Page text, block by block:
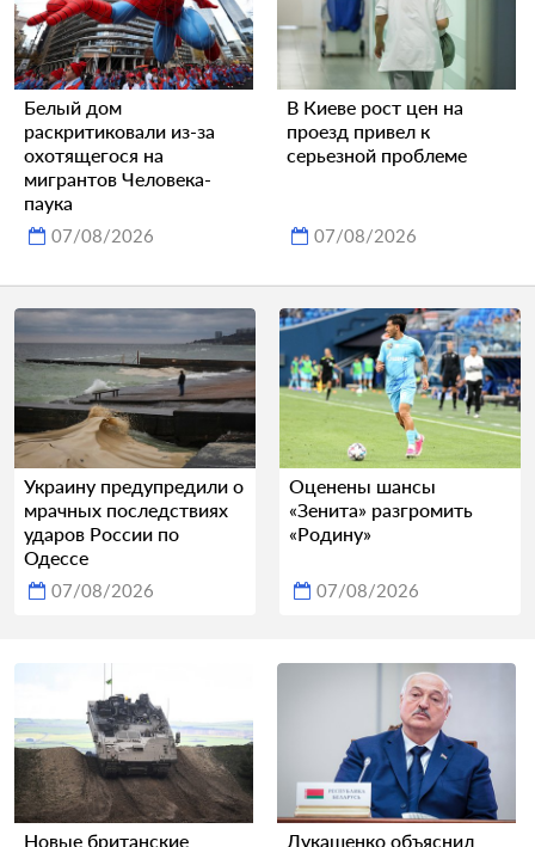
Белый дом
раскритиковали из-за
охотящегося на
мигрантов Человека-
паука
07/08/2026
В Киеве рост цен на
проезд привел к
серьезной проблеме
07/08/2026
Украину предупредили о
мрачных последствиях
ударов России по
Одессе
07/08/2026
Оценены шансы
«Зенита» разгромить
«Родину»
07/08/2026
Новые британские Лукашенко объяснил